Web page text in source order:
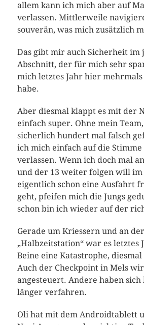
allem kann ich mich aber auf
verlassen. Mittlerweile
souverän, was mich zusätzlich
Das gibt mir auch Sicherheit im
Abschnitt, der für mich sehr
mich letztes Jahr hier
habe.
Aber diesmal klappt es mit der
einfach super. Ohne mein
sicherlich hundert mal falsch
ich mich einfach auf die
verlassen. Wenn ich doch mal
und der 13 weiter folgen will im
eigentlich schon eine Ausfahrt
geht, pfeifen mich die Jungs
schon bin ich wieder auf der
Gerade um Kriessern und an
„Halbzeitstation“ war es letztes
Beine eine Katastrophe,
Auch der Checkpoint in Mels
angesteuert. Andere haben
länger verfahren.
Oli hat mit dem Androidtablett